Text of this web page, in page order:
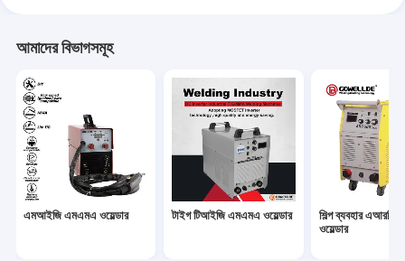
টর্চের খুচরা যন্ত্রাংশ
সেলফ ডার্কিং ওয়েল্ডিং হেলমেট
ফাইবার লেজার ওয়েল্ডার
আমাদের বিভাগসমূহ
এমআইজি এমএমএ ওয়েল্ডার টাইগ টিআইজি এমএমএ ওয়েল্ডার
শিল্প ব্যবহার এআরসি
ওয়েল্ডার